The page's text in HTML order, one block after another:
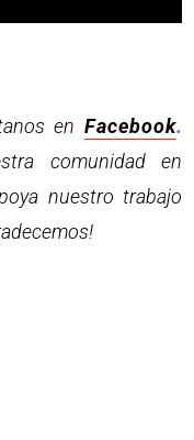
en Facebook.
comunidad en
nuestro trabajo